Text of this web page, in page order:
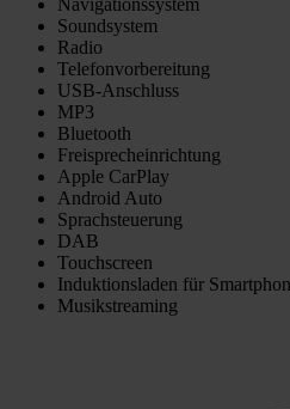
Navigationssystem
Soundsystem
Radio
Telefonvorbereitung
USB-Anschluss
MP3
Bluetooth
Freisprecheinrichtung
Apple CarPlay
Android Auto
Sprachsteuerung
DAB
Touchscreen
Induktionsladen für
Musikstreaming